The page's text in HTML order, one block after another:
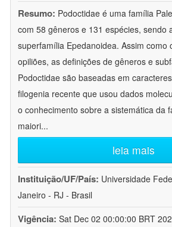
Resumo: Podoctidae é uma família
com 58 gêneros e 131 espécies, sendo
superfamília Epedanoidea. Assim como
opiliões, as definições de gêneros e
Podoctidae são baseadas em
filogenia recente que usou dados
o conhecimento sobre a sistemática da
maiori...
leia mais
Instituição/UF/País: Universidade
Janeiro - RJ - Brasil
Vigência: Sat Dec 02 00:00:00 BRT